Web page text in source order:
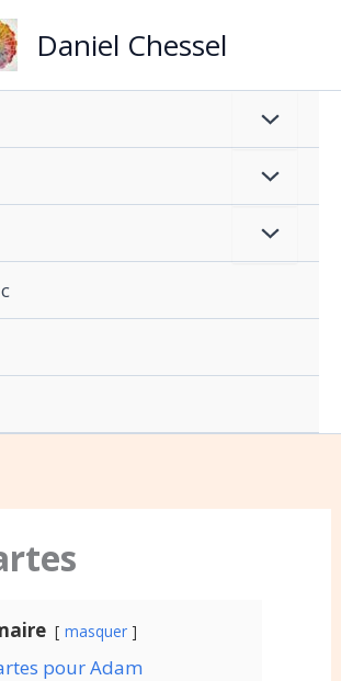
Daniel Chessel
masquer
pour Adam